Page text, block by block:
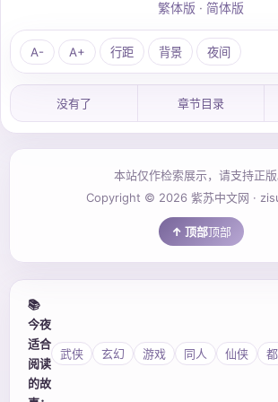
繁体版 · 简体版
A- A+ 行距 背景 夜间
没有了 章节目录
本站仅作检索展示，请支持正版
Copyright © 2026 紫苏中文网 ·
顶部
📚
今夜
适合
阅读
的故
武侠 玄幻 游戏 同人 仙侠